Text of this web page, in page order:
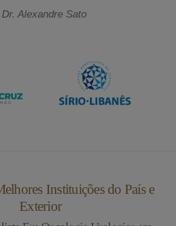
Alexandre Sato
Instituições do País e
Exterior